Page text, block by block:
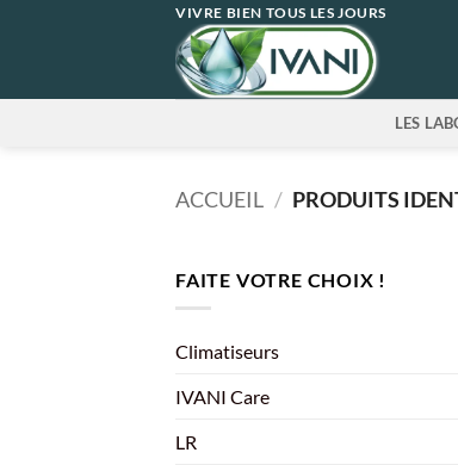
VIVRE BIEN TOUS LES JOURS
LES
ACCUEIL / PRODUITS
FAITE VOTRE CHOIX !
Climatiseurs
IVANI Care
LR